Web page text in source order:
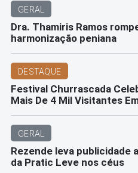
GERAL
Dra. Thamiris Ramos
harmonização peniana
DESTAQUE
Festival Churrascada
Mais De 4 Mil Visitantes
GERAL
Rezende leva publicidade
da Pratic Leve nos céus